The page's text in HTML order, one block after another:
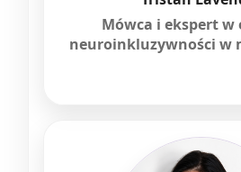
Mówca i ekspert w
neuroinkluzywności w